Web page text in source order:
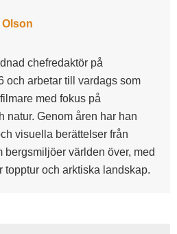
Olson
chefredaktör på
och arbetar till vardags som
med fokus på
natur. Genom åren har han
visuella berättelser från
världen över, med
topptur och arktiska landskap.